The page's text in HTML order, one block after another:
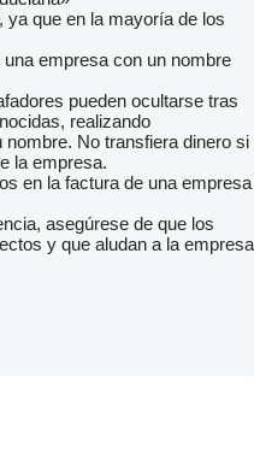
ya que en la mayoría de los
empresa con un nombre
pueden ocultarse tras
realizando
No transfiera dinero si
la empresa.
en la factura de una empresa
asegúrese de que los
y que aludan a la empresa